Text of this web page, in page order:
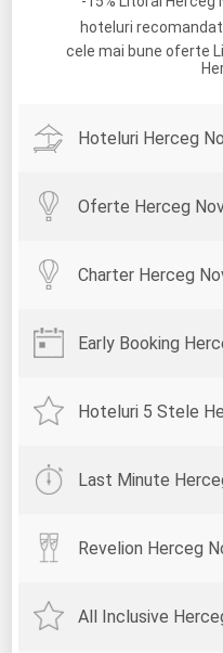
hoteluri
cele mai bune oferte
Hoteluri Herceg
Oferte Herceg
Charter Herceg
Early Booking
Hoteluri 5 Stele
Last Minute
Revelion Herceg
All Inclusive